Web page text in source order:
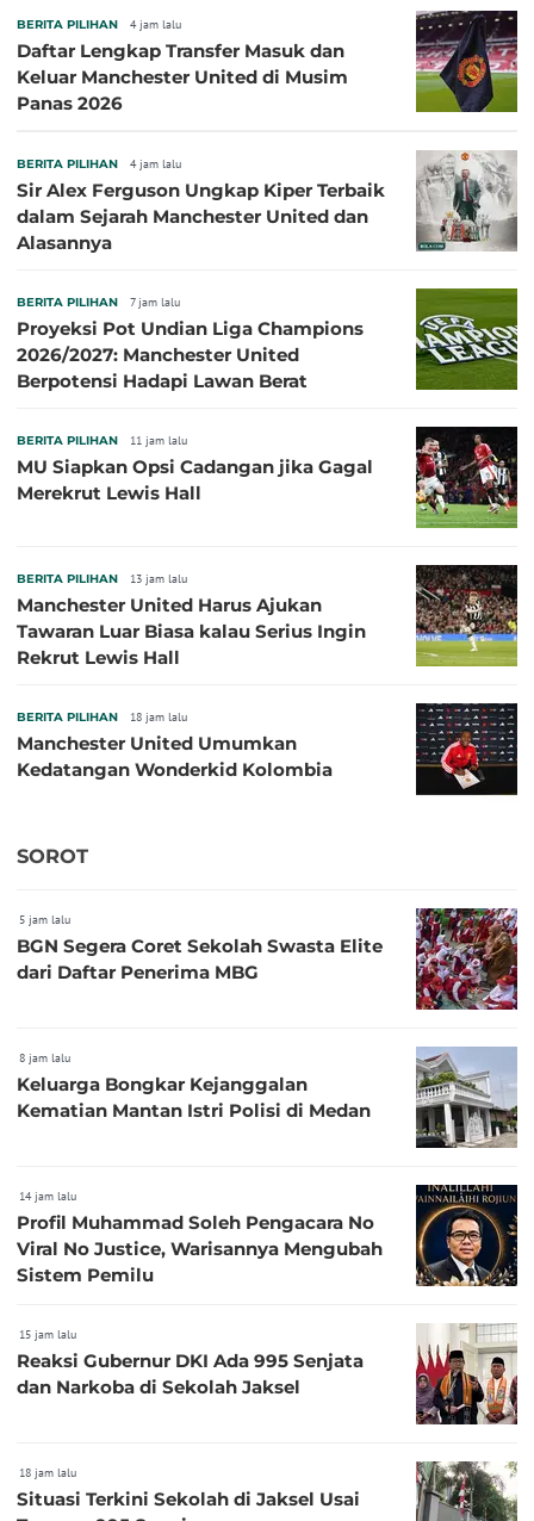
BERITA PILIHAN 4 jam lalu
Daftar Lengkap Transfer Masuk dan
Keluar Manchester United di Musim
Panas 2026
BERITA PILIHAN 4 jam lalu
Sir Alex Ferguson Ungkap Kiper Terbaik
dalam Sejarah Manchester United dan
Alasannya
BERITA PILIHAN 7 jam lalu
Proyeksi Pot Undian Liga Champions
2026/2027: Manchester United
Berpotensi Hadapi Lawan Berat
BERITA PILIHAN 11 jam lalu
MU Siapkan Opsi Cadangan jika Gagal
Merekrut Lewis Hall
BERITA PILIHAN 13 jam lalu
Manchester United Harus Ajukan
Tawaran Luar Biasa kalau Serius Ingin
Rekrut Lewis Hall
BERITA PILIHAN 18 jam lalu
Manchester United Umumkan
Kedatangan Wonderkid Kolombia
SOROT
5 jam lalu
BGN Segera Coret Sekolah Swasta Elite
dari Daftar Penerima MBG
8 jam lalu
Keluarga Bongkar Kejanggalan
Kematian Mantan Istri Polisi di Medan
14 jam lalu
Profil Muhammad Soleh Pengacara No
Viral No Justice, Warisannya Mengubah
Sistem Pemilu
15 jam lalu
Reaksi Gubernur DKI Ada 995 Senjata
dan Narkoba di Sekolah Jaksel
18 jam lalu
Situasi Terkini Sekolah di Jaksel Usai